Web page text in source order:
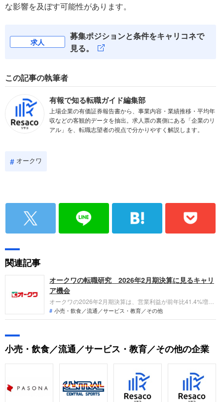
な影響を及ぼす可能性があります。
求人
募集ポジションと条件をキャリコネで
見る。
この記事の執筆者
有報で知る転職ガイド編集部
上場企業の有価証券報告書から、事業内容・業績推移・平均年
収などの客観的データを抽出。求人票の裏側にある「企業のリ
アル」を、転職志望者の視点で分かりやすく解説します。
オークワ
関連記事
オークワの転職研究 2026年2月期決算に見るキャリ
ア機会
オークワの2026年2月期決算は、営業利益が前年比41.4%増と
大幅伸長。当期純利益も黒字転換を果たしました。ID-POSマ
ーケティングの本格始動や総菜専門店「ANDDELICA」の拡大
す。
小売・飲食／流通／サービス・教育／その他
小売・飲食／流通／サービス・教育／その他の企業